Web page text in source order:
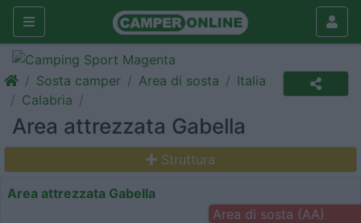
Sosta camper Area di sosta
Italia
Calabria
Area attrezzata Gabella
Struttura
Area attrezzata Gabella
Area di sosta (AA)